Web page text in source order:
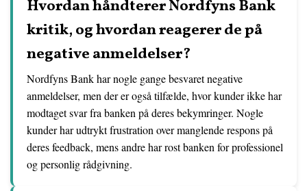
Hvordan håndterer Nordfyns Bank
kritik, og hvordan reagerer de på
negative anmeldelser?
Nordfyns Bank har nogle gange besvaret negative
anmeldelser, men der er også tilfælde, hvor kunder ikke har
modtaget svar fra banken på deres bekymringer. Nogle
kunder har udtrykt frustration over manglende respons på
deres feedback, mens andre har rost banken for professionel
og personlig rådgivning.